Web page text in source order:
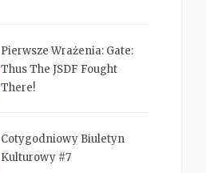
Pierwsze Wrażenia: Gate:
Thus The JSDF Fought
There!
Cotygodniowy Biuletyn
Kulturowy #7